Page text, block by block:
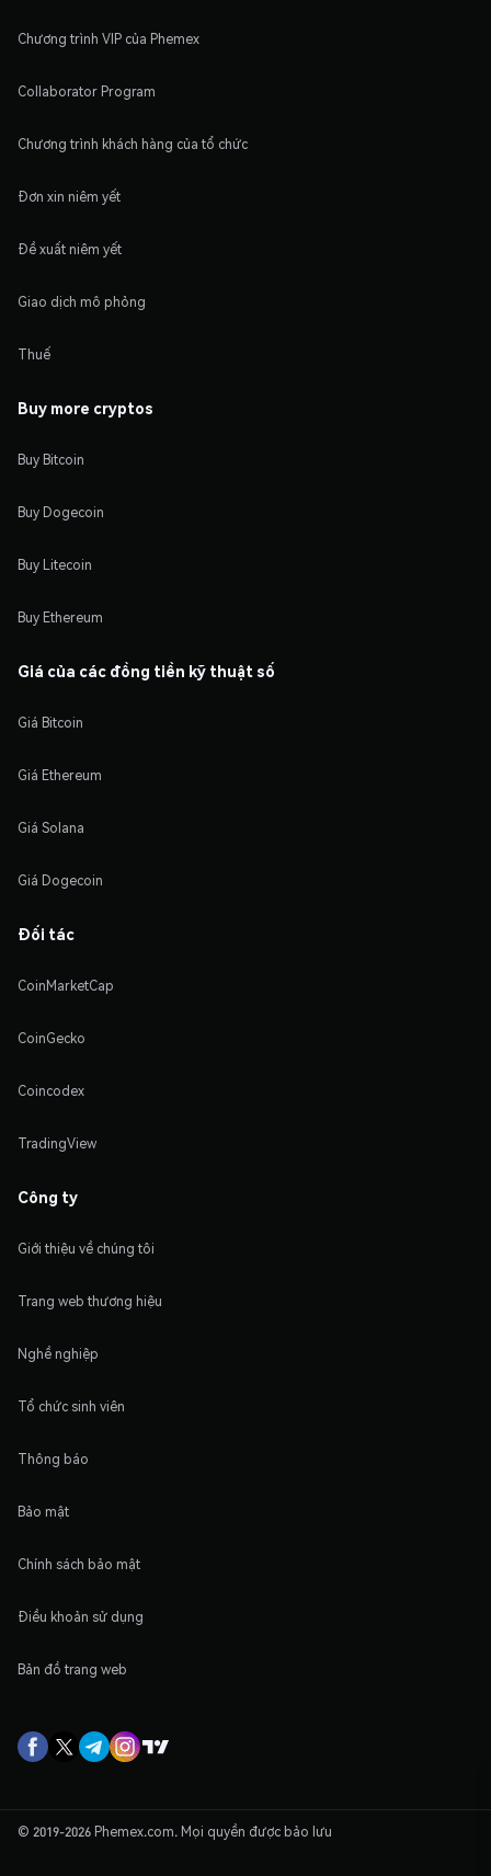
Chương trình VIP của Phemex
Collaborator Program
Chương trình khách hàng của tổ chức
Đơn xin niêm yết
Đề xuất niêm yết
Giao dịch mô phỏng
Thuế
Buy more cryptos
Buy Bitcoin
Buy Dogecoin
Buy Litecoin
Buy Ethereum
Giá của các đồng tiền kỹ thuật số
Giá Bitcoin
Giá Ethereum
Giá Solana
Giá Dogecoin
Đối tác
CoinMarketCap
CoinGecko
Coincodex
TradingView
Công ty
Giới thiệu về chúng tôi
Trang web thương hiệu
Nghề nghiệp
Tổ chức sinh viên
Thông báo
Bảo mật
Chính sách bảo mật
Điều khoản sử dụng
Bản đồ trang web
© 2019-2026 Phemex.com. Mọi quyền được bảo lưu